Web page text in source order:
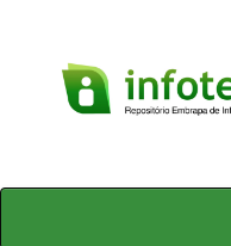
Skip